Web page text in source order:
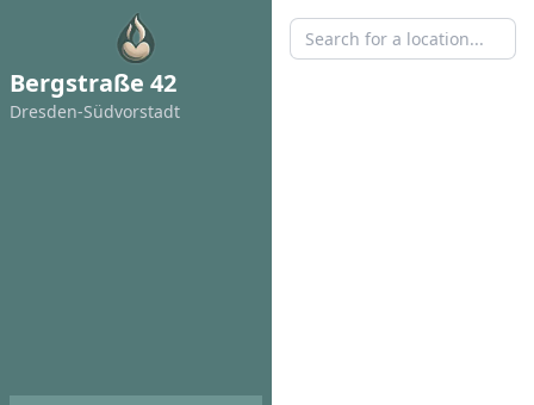
Bergstraße 42
Dresden-Südvorstadt